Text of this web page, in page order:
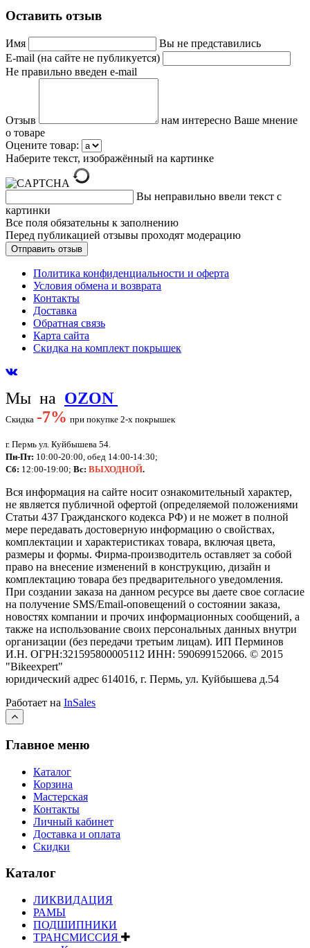
Оставить отзыв
Имя
Вы не представились
E-mail (на сайте не публикуется)
Не правильно введен e-mail
Отзыв
нам интересно Ваше мнение
о товаре
Оцените товар:
Наберите текст, изображённый на картинке
Вы неправильно ввели текст с
картинки
Все поля обязательны к заполнению
Перед публикацией отзывы проходят модерацию
Политика конфиденциальности и оферта
Условия обмена и возврата
Контакты
Доставка
Обратная связь
Карта сайта
Скидка на комплект покрышек
Мы на OZON
Скидка -7% при покупке 2-х покрышек
г. Пермь ул. Куйбышева 54.
Пн-Пт: 10:00-20:00, обед 14:00-14:30;
Сб: 12:00-19:00; Вс: ВЫХОДНОЙ.
Вся информация на сайте носит ознакомительный характер,
не является публичной офертой (определяемой положениями
Статьи 437 Гражданского кодекса РФ) и не может в полной
мере передавать достоверную информацию о свойствах,
комплектации и характеристиках товара, включая цвета,
размеры и формы. Фирма-производитель оставляет за собой
право на внесение изменений в конструкцию, дизайн и
комплектацию товара без предварительного уведомления.
При создании заказа на данном ресурсе вы даете свое согласие
на получение SMS/Email-оповещений о состоянии заказа,
новостях компании и прочих информационных сообщений, а
также на использование своих персональных данных внутри
организации (без передачи третьим лицам). ИП Перминов
И.Н. ОГРН:321595800005112 ИНН: 590699152066. © 2015
"Bikeexpert"
юридический адрес 614016, г. Пермь, ул. Куйбышева д.54
Работает на InSales
Главное меню
Каталог
Корзина
Мастерская
Контакты
Личный кабинет
Доставка и оплата
Скидки
Каталог
ЛИКВИДАЦИЯ
РАМЫ
ПОДШИПНИКИ
ТРАНСМИССИЯ